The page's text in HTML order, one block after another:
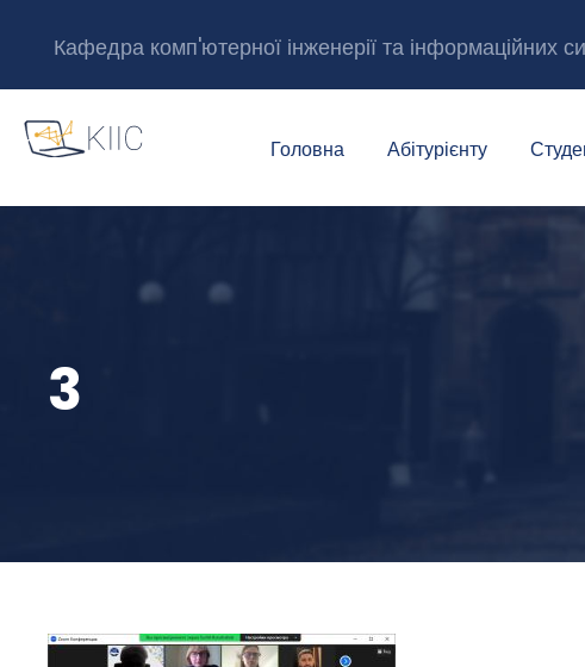
Кафедра комп'ютерної інженерії та інформаційних
Головна Абітурієнту
3